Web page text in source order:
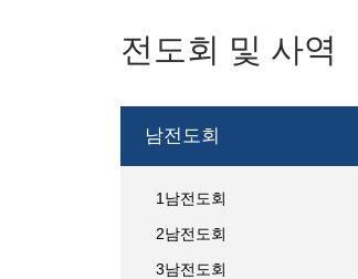
전도회 및 사역
남전도회
1남전도회
2남전도회
3남전도회